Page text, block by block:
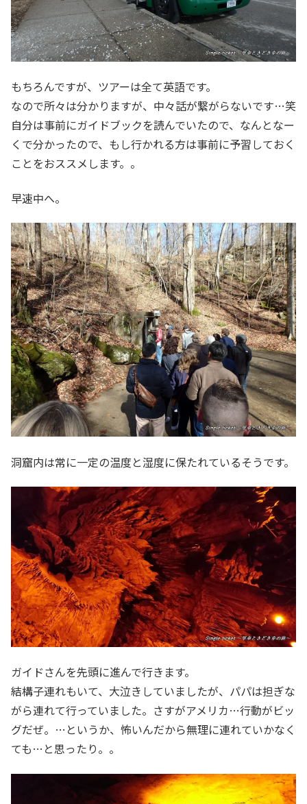
もちろんですが、ツアーは全て英語です。
なので所々は分かりますが、中々話が繋がらないです…笑
自分は事前にガイドブックを読んでいたので、なんとなー
くで分かったので、もし行かれる方は事前に予習しておく
ことをおススメします。。
早速中へ。
洞窟内は常に一定の温度と湿度に保たれているそうです。
ガイドさんを先頭に進んで行きます。
結構子連れもいて、大泣きしていましたが、パパは担ぎな
がら連れて行っていました。さすがアメリカ…行動がビッ
グだぜ。…というか、怖いんだから無理に連れていかなく
ても…と思ったり。。